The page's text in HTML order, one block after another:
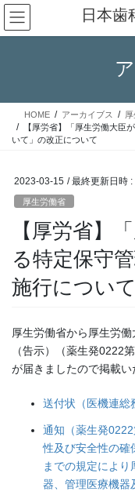
コ
ン
テ
ス
ナ
ビ
ゲ
ン
日本歯
HOME アーカイブス
【厚労省】「厚生労働大臣
いて」の改正について
2023-03-15 / 最終更新日時 :
厚生労働省
【厚労省】
る特定保守
施行につい
厚生労働省から厚生労
（告示）（薬生発0222
が届きましたので掲載い
送付状（医機連総
通知（薬生発
性及び安全性の確
までの規定によ
器、管理医療機器